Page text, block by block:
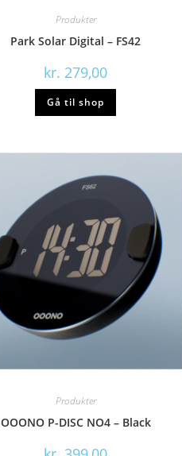
Produkter
Park Solar Digital – FS42
kr. 279,00
Gå til shop
Produkter
OOONO P-DISC NO4 – Black